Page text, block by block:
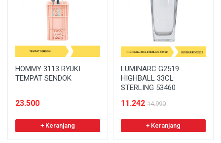
HOMMY 3113 RYUKI
TEMPAT SENDOK
23.500
+ Keranjang
LUMINARC G2519
HIGHBALL 33CL
STERLING 53460
11.242 14.990
+ Keranjang